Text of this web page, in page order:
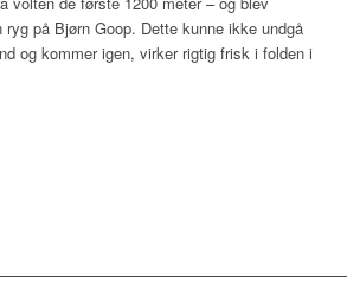
på Bjørn Goop. Dette kunne ikke undgå
og kommer igen, virker rigtig frisk i folden i